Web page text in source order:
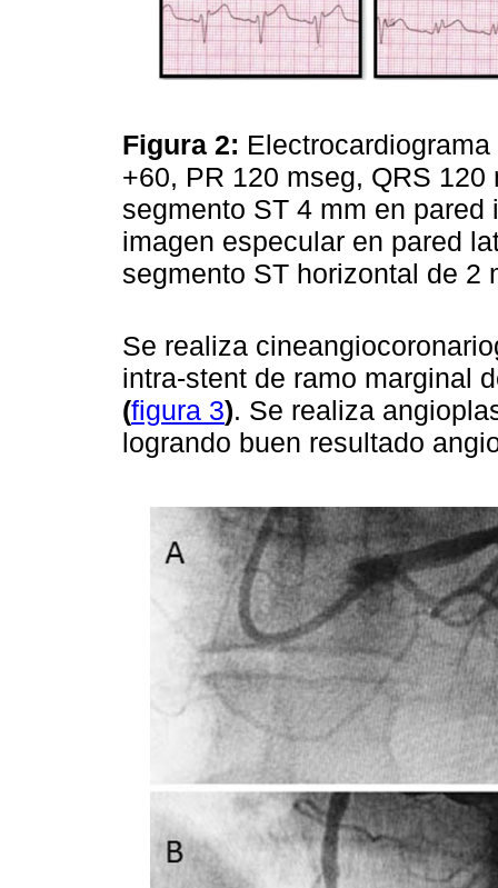
Figura 2:
+60, PR 120 mseg, QRS
segmento ST 4 mm en pared
imagen especular en pared
segmento ST horizontal de
Se realiza
intra-stent de ramo marginal
(figura 3). Se realiza
logrando buen resultado